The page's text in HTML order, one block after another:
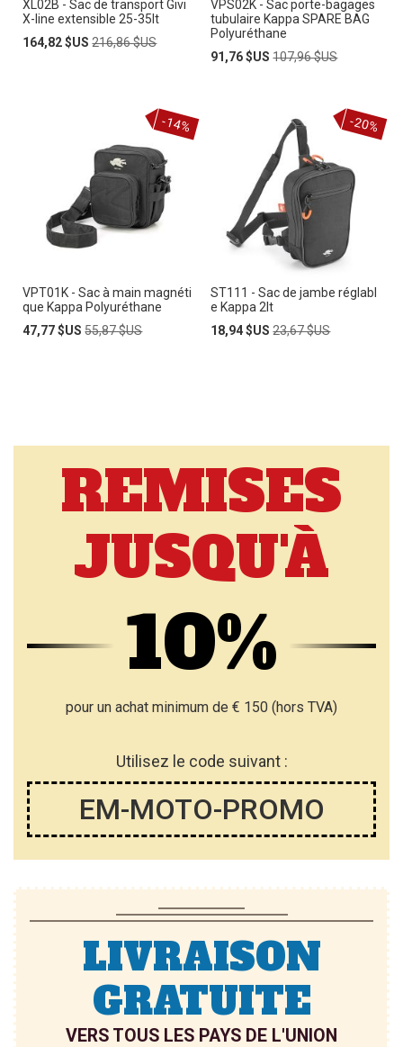
XL02B - Sac de transport Givi
X-line extensible 25-35lt
Prix
164,82 $US Prix
216,86 $US
VPS02K - Sac porte-bagages
tubulaire Kappa SPARE BAG
Polyuréthane
Prix
91,76 $US Prix
107,96 $US
VPT01K - Sac à main magnéti
que Kappa Polyuréthane
Prix
47,77 $US Prix
55,87 $US
-14%
ST111 - Sac de jambe réglabl
e Kappa 2lt
Prix
18,94 $US Prix
23,67 $US
-20%
REMISES
JUSQU'À
10%
pour un achat minimum de € 150 (hors TVA)
Utilisez le code suivant :
EM-MOTO-PROMO
LIVRAISON
GRATUITE
VERS TOUS LES PAYS DE L'UNION